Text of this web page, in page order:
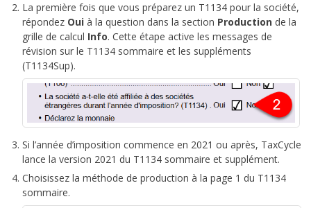
La première fois que vous préparez un T1134 pour la société,
répondez Oui à la question dans la section Production de la
grille de calcul Info. Cette étape active les messages de
révision sur le T1134 sommaire et les suppléments
(T1134Sup).
Si l’année d’imposition commence en 2021 ou après, TaxCycle
lance la version 2021 du T1134 sommaire et supplément.
Choisissez la méthode de production à la page 1 du T1134
sommaire.